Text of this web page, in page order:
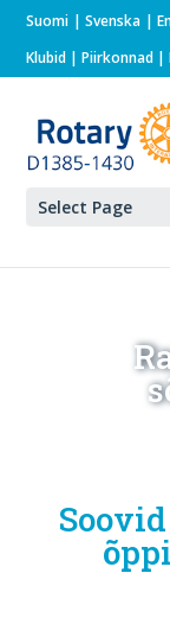
Suomi Svenska
Klubid |Piirkonnad |
Select Page